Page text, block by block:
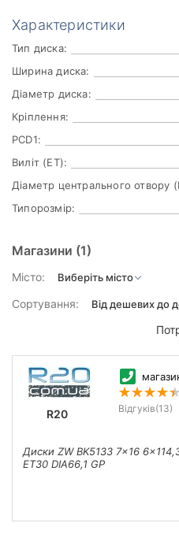
Характеристики
Тип диска:
Ширина диска:
Діаметр диска:
Кріплення:
PCD1:
Виліт (ET):
Діаметр центрального отвору
Типорозмір:
Магазини (1)
Місто:
Сортування:
R20 Відгуків(13)
Диски ZW BK5133 7x16
ET30 DIA66,1 GP